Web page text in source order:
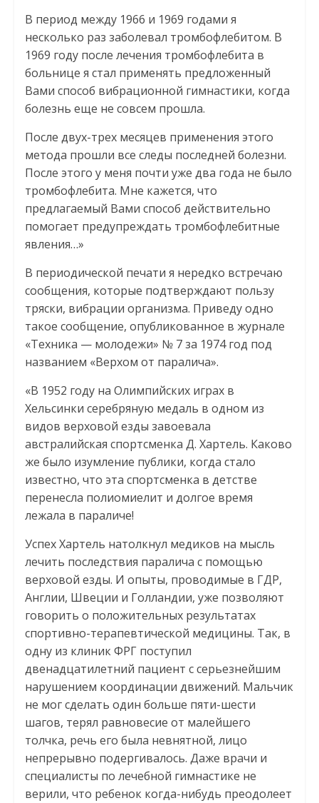
В период между 1966 и 1969 годами я
несколько раз заболевал тромбофлебитом. В
1969 году после лечения тромбофлебита в
больнице я стал применять предложенный
Вами способ вибрационной гимнастики, когда
болезнь еще не совсем прошла.
После двух-трех месяцев применения этого
метода прошли все следы последней болезни.
После этого у меня почти уже два года не было
тромбофлебита. Мне кажется, что
предлагаемый Вами способ действительно
помогает предупреждать тромбофлебитные
явления…»
В периодической печати я нередко встречаю
сообщения, которые подтверждают пользу
тряски, вибрации организма. Приведу одно
такое сообщение, опубликованное в журнале
«Техника — молодежи» № 7 за 1974 год под
названием «Верхом от паралича».
«В 1952 году на Олимпийских играх в
Хельсинки серебряную медаль в одном из
видов верховой езды завоевала
австралийская спортсменка Д. Хартель. Каково
же было изумление публики, когда стало
известно, что эта спортсменка в детстве
перенесла полиомиелит и долгое время
лежала в параличе!
Успех Хартель натолкнул медиков на мысль
лечить последствия паралича с помощью
верховой езды. И опыты, проводимые в ГДР,
Англии, Швеции и Голландии, уже позволяют
говорить о положительных результатах
спортивно-терапевтической медицины. Так, в
одну из клиник ФРГ поступил
двенадцатилетний пациент с серьезнейшим
нарушением координации движений. Мальчик
не мог сделать один больше пяти-шести
шагов, терял равновесие от малейшего
толчка, речь его была невнятной, лицо
непрерывно подергивалось. Даже врачи и
специалисты по лечебной гимнастике не
верили, что ребенок когда-нибудь преодолеет